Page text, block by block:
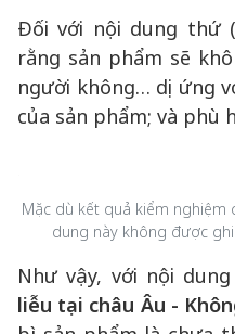
Đối với nội dung thứ
rằng sản phẩm sẽ
người không… dị ứng
của sản phẩm; và phù